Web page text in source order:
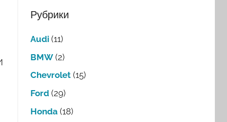
Рубрики
Audi(11)
BMW(2)
Chevrolet(15)
Ford(29)
Honda(18)